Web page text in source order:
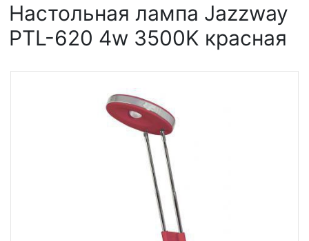
Настольная лампа Jazzway
PTL-620 4w 3500K красная